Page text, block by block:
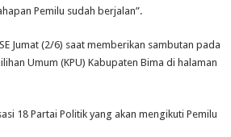
Pemilu sudah berjalan”.
Jumat (2/6) saat memberikan sambutan pada
Umum (KPU) Kabupaten Bima di halaman
18 Partai Politik yang akan mengikuti Pemilu